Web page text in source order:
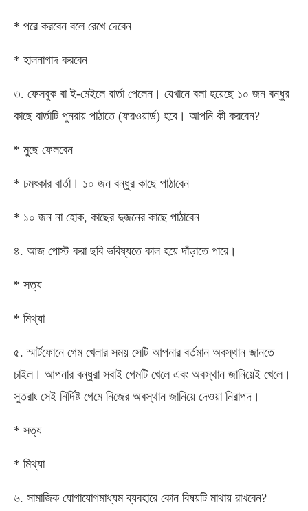
* পরে করবেন বলে রেখে দেবেন
* হালনাগাদ করবেন
৩. ফেসবুক বা ই-মেইলে বার্তা পেলেন। যেখানে বলা হয়েছে ১০ জন বন্ধুর
কাছে বার্তাটি পুনরায় পাঠাতে (ফরওয়ার্ড) হবে। আপনি কী করবেন?
* মুছে ফেলবেন
* চমৎকার বার্তা। ১০ জন বন্ধুর কাছে পাঠাবেন
* ১০ জন না হোক, কাছের দুজনের কাছে পাঠাবেন
৪. আজ পোস্ট করা ছবি ভবিষ্যতে কাল হয়ে দাঁড়াতে পারে।
* সত্য
* মিথ্যা
৫. স্মার্টফোনে গেম খেলার সময় সেটি আপনার বর্তমান অবস্থান জানতে
চাইল। আপনার বন্ধুরা সবাই গেমটি খেলে এবং অবস্থান জানিয়েই খেলে।
সুতরাং সেই নির্দিষ্ট গেমে নিজের অবস্থান জানিয়ে দেওয়া নিরাপদ।
* সত্য
* মিথ্যা
৬. সামাজিক যোগাযোগমাধ্যম ব্যবহারে কোন বিষয়টি মাথায় রাখবেন?